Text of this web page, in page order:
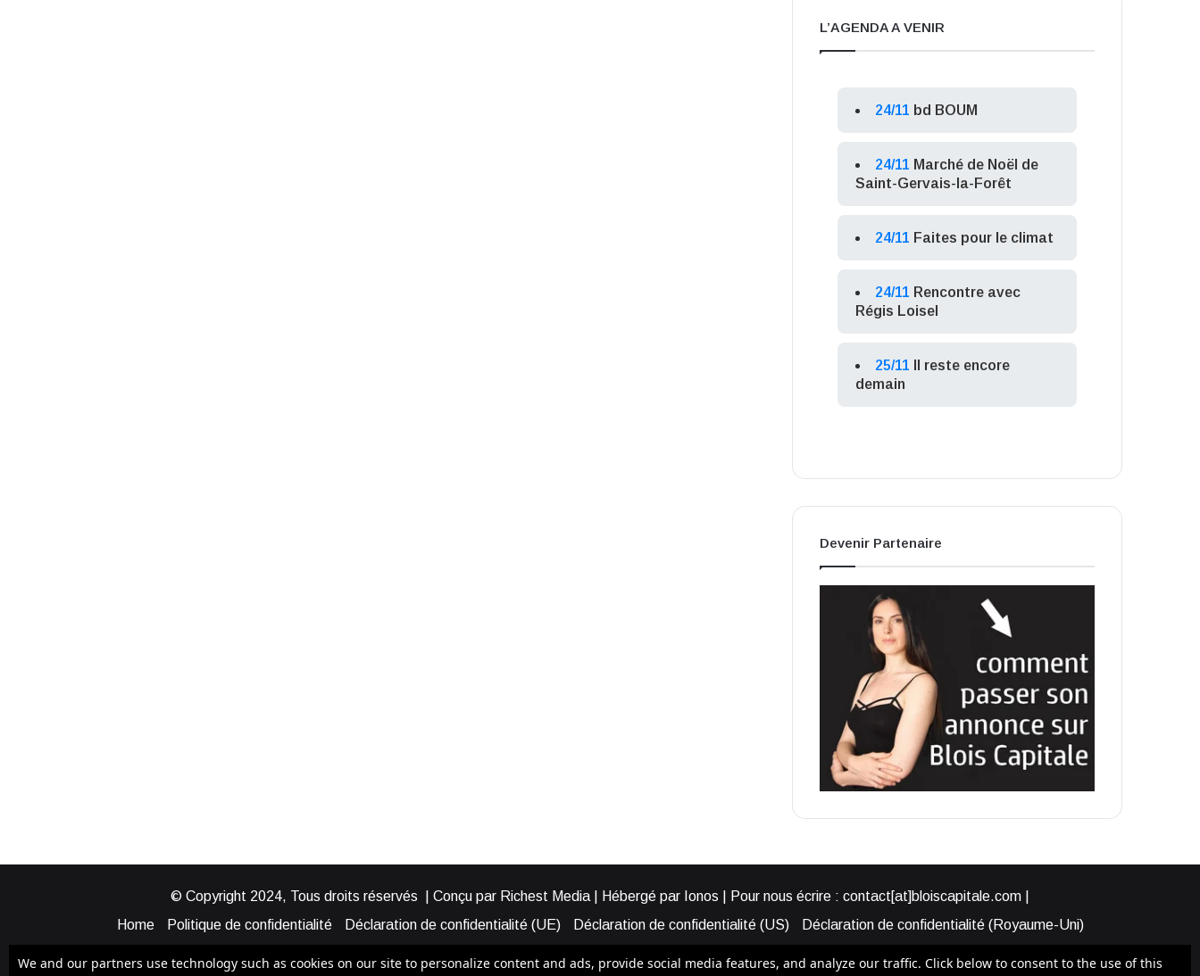
L’AGENDA A VENIR
24/11 bd BOUM
24/11 Marché de Noël de
Saint-Gervais-la-Forêt
24/11 Faites pour le climat
24/11 Rencontre avec
Régis Loisel
25/11
Il reste encore
demain
Devenir Partenaire
© Copyright 2024, Tous droits réservés | Conçu par Richest Media | Hébergé par Ionos | Pour nous écrire : contact[at]bloiscapitale.com |
Home
Politique de confidentialité Déclaration de confidentialité (UE) Déclaration de confidentialité (US)
Déclaration de confidentialité (Royaume-Uni)
We and our partners use technology such as cookies on our site to personalize content and ads, provide social media features, and analyze our traffic. Click below to consent to the use of this